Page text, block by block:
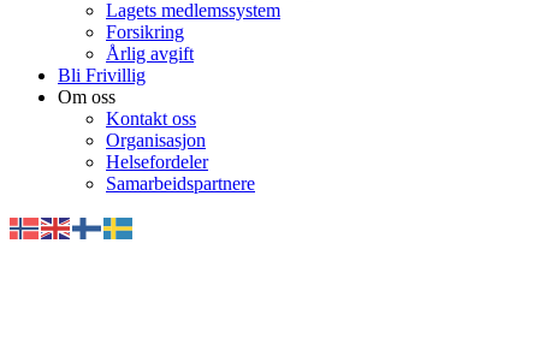
Lagets medlemssystem
Forsikring
Årlig avgift
Bli Frivillig
Om oss
Kontakt oss
Organisasjon
Helsefordeler
Samarbeidspartnere